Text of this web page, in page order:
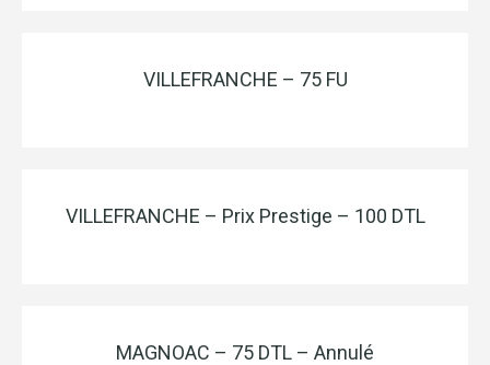
VILLEFRANCHE – 75 FU
VILLEFRANCHE – Prix Prestige – 100 DTL
MAGNOAC – 75 DTL – Annulé